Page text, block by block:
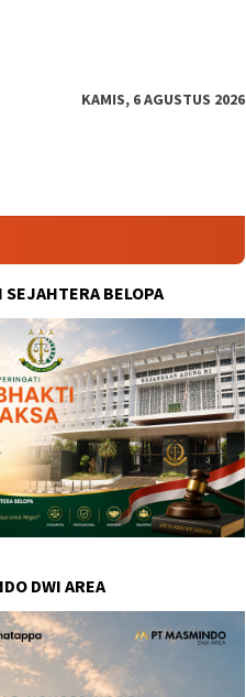
KAMIS, 6 AGUSTUS 2026
SEJAHTERA BELOPA
DWI AREA